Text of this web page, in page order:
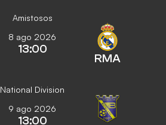
Amistosos
8 ago 2026
13:00
RMA
National Division
9 ago 2026
13:00